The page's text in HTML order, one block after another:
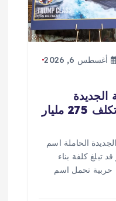
أغسطس 6, 2026
الجديدة
الحاملة اسم ترمب قد تكلف 275 مليار
الجديدة الحاملة اسم
دولار قد تبلغ كلفة بناء
سيضم 15 سفينة حربية تحمل اسم